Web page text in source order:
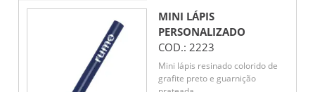
MINI LÁPIS
PERSONALIZADO
COD.: 2223
Mini lápis resinado colorido de
grafite preto e guarnição